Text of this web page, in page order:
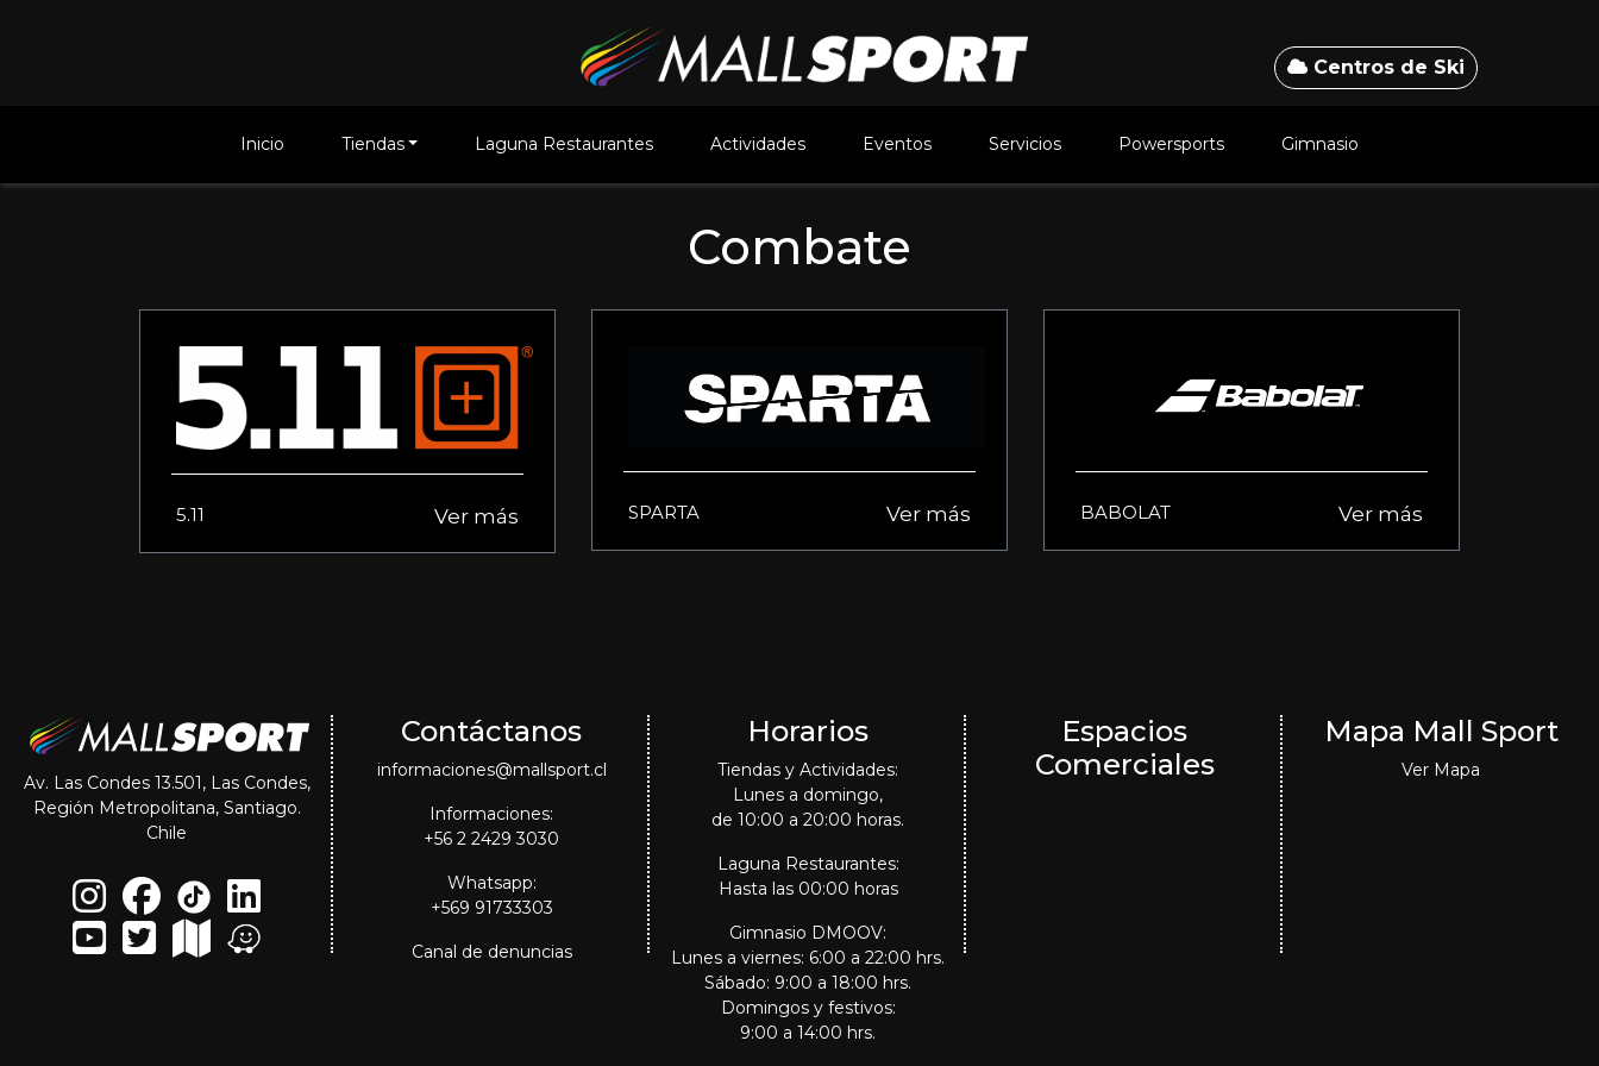
Centros de Ski
Inicio Tiendas Laguna Restaurantes Actividades Eventos Servicios Powersports Gimnasio
Combate
5.11 Ver más SPARTA Ver más BABOLAT Ver más
Av. Las Condes 13.501, Las Condes,
Región Metropolitana, Santiago.
Chile
Contáctanos
informaciones@mallsport.cl
Informaciones:
+56 2 2429 3030
Whatsapp:
+569 91733303
Canal de denuncias
Horarios
Tiendas y Actividades:
Lunes a domingo,
de 10:00 a 20:00 horas.
Laguna Restaurantes:
Hasta las 00:00 horas
Gimnasio DMOOV:
Lunes a viernes: 6:00 a 22:00 hrs.
Sábado: 9:00 a 18:00 hrs.
Domingos y festivos:
9:00 a 14:00 hrs.
Espacios
Comerciales
Mapa Mall Sport
Ver Mapa